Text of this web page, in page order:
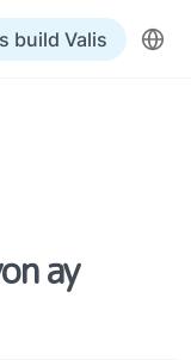
build Valis
ay